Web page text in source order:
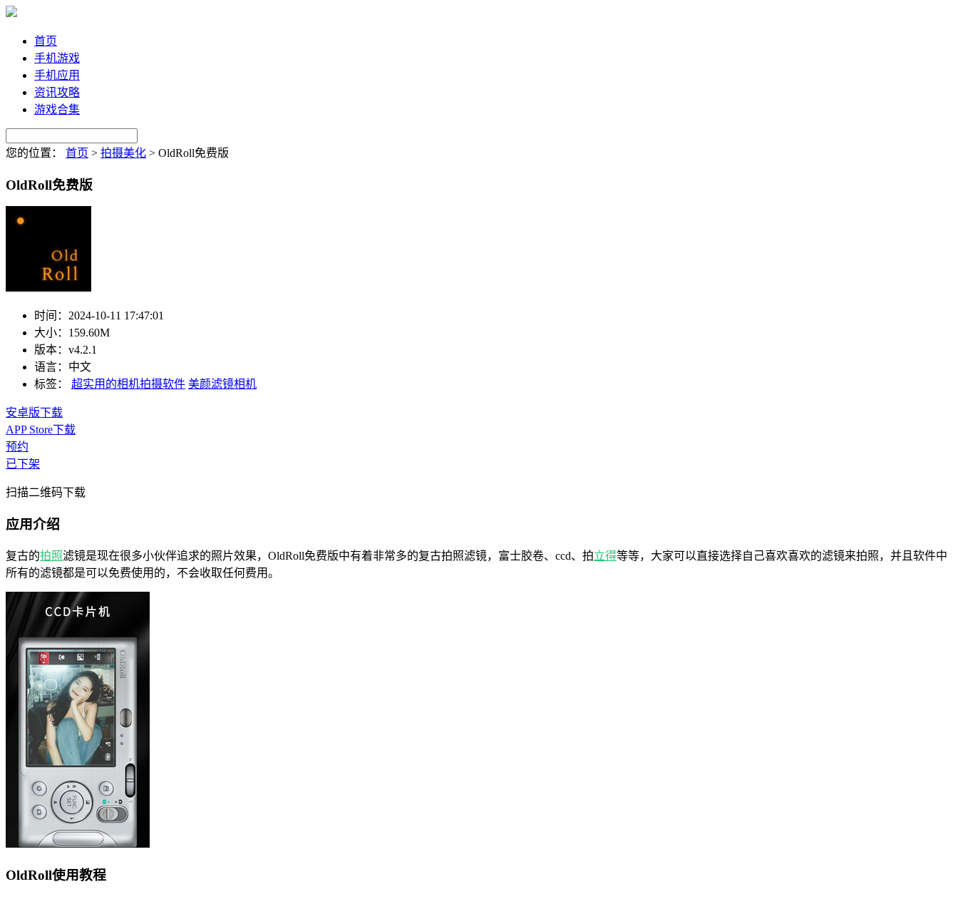
首页
手机游戏
手机应用
资讯攻略
游戏合集
您的位置： 首页 > 拍摄美化 > OldRoll免费版
OldRoll免费版
时间： 2024-10-11 17:47:01
大小： 159.60M
版本： v4.2.1
语言： 中文
标签：
超实用的相机拍摄软件 美颜滤镜相机
安卓版下载
APP Store下载
预约
已下架
扫描二维码下载
应用介绍
复古的拍照滤镜是现在很多小伙伴追求的照片效果，OldRoll免费版中有着非常多的复古拍照滤镜，富士胶卷、ccd、拍立得等等，大家可以直接选择自己喜欢喜欢的滤镜来拍照，并且软件中
所有的滤镜都是可以免费使用的，不会收取任何费用。
OldRoll使用教程